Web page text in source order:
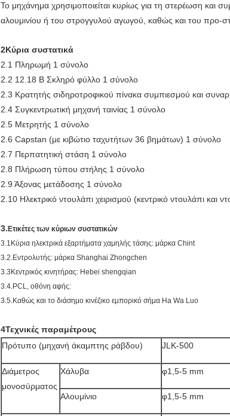
Το μηχάνημα χρησιμοποιείται κυρίως για τη στερέωση και
αλουμινίου ή του στρογγυλού αγωγού, καθώς και του προ-
2Κύρια συστατικά
2.1 Πληρωμή 1 σύνολο
2.2 12.18 Β Σκληρό φύλλο 1 σύνολο
2.3 Κρατητής σιδηροτροφικού πίνακα συμπιεσμού και
2.4 Συγκεντρωτική μηχανή ταινίας 1 σύνολο
2.5 Μετρητής 1 σύνολο
2.6 Capstan (με κιβώτιο ταχυτήτων 36 βημάτων) 1 σύνολο
2.7 Περπατητική στάση 1 σύνολο
2.8 Πλήρωση τύπου στήλης 1 σύνολο
2.9 Άξονας μετάδοσης 1 σύνολο
2.10 Ηλεκτρικό ντουλάπι χειρισμού (κεντρικό ντουλάπι και
3. Ετικέτες των κύριων συστατικών
3.1Κύρια ηλεκτρικά εξαρτήματα χαμηλής τάσης: μάρκα Chint
3.2.Εντρολυτής: μάρκα Shanghai Zhongchen
3.3Κεντρικός κινητήρας: Hebei shengqian
3.4.PCL, οθόνη αφής:
3.5.Καθώς και το διάσημο κινέζικο εμπορικό σήμα Ha Wa Luo
4Τεχνικές παραμέτρους
Πρότυπο (μηχανή άκαμπτης ράβδου)
JLK-500
Διάμετρος
μονοσύρματος
Χάλυβα φ1,5-5 mm
Αλουμίνιο φ1,5-5 mm